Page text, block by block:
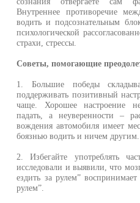
Внутреннее противоречие
водить и подсознательным
психологической
страхи, стрессы.
Советы, помогающие
1. Большие победы
поддерживать позитивный
чаще. Хорошее настроение
падать, а неуверенности –
вождения автомобиля имеет
боязнью водить и ничем другим.
2. Избегайте употреблять
исследовали и выявили, что
ездить за рулем”
рулем”.